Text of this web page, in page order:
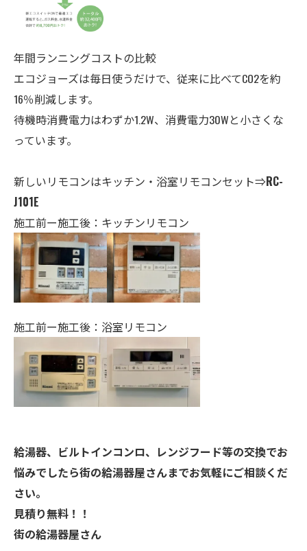
年間ランニングコストの比較
エコジョーズは毎日使うだけで、従来に比べてCO2を約
16％削減します。
待機時消費電力はわずか1.2W、消費電力30Wと小さくな
っています。
新しいリモコンはキッチン・ 浴室リモコンセット⇒RC-
J101E
施工前ー施工後：キッチンリモコン
施工前ー施工後：浴室リモコン
給湯器、ビルトインコンロ、レンジフード等の交換でお
悩みでしたら街の給湯器屋さんまでお気軽にご相談くだ
さい。
見積り無料！！
街の給湯器屋さん